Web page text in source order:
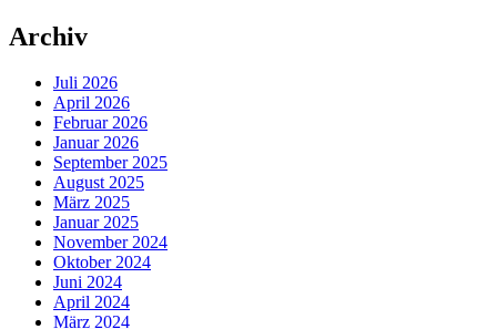
Archiv
Juli 2026
April 2026
Februar 2026
Januar 2026
September 2025
August 2025
März 2025
Januar 2025
November 2024
Oktober 2024
Juni 2024
April 2024
März 2024